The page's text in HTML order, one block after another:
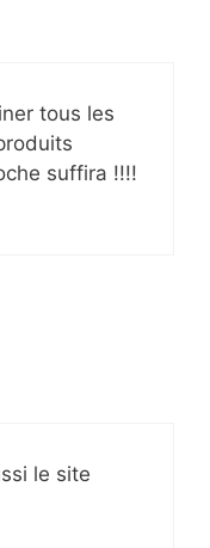
tous les
suffira !!!!
le site